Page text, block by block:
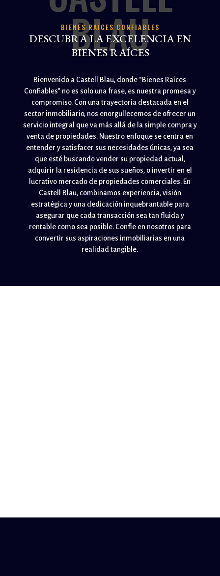
BLAU
BIENES RAÍCES CONFIABLES
DESCUBRA LA EXCELENCIA EN
BIENES RAÍCES
Bienvenido a Castell Blau, donde “Bienes Raíces
Confiables” no es solo una frase, es nuestra promesa y
compromiso. Con una trayectoria destacada en el
sector inmobiliario, nos enorgullecemos de ofrecer un
servicio integral que va más allá de la simple compra y
venta de propiedades. Nuestro enfoque se centra en
entender y satisfacer sus necesidades únicas, ya sea
que esté buscando vender su propiedad actual,
adquirir la residencia de sus sueños, o invertir en el
lucrativo mercado de propiedades comerciales. En
Castell Blau, combinamos experiencia, visión
estratégica y una dedicación inquebrantable para
asegurar que cada transacción sea tan fluida y
rentable como sea posible. Confíe en nosotros para
convertir sus aspiraciones inmobiliarias en una
realidad tangible.